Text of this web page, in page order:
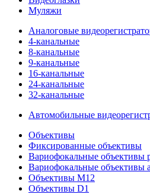
Муляжи
Аналоговые
4-канальные
8-канальные
9-канальные
16-канальные
24-канальные
32-канальные
Автомобильные
Объективы
Фиксированные объективы
Вариофокальные объективы
Вариофокальные объективы
Объективы M12
Объективы D1